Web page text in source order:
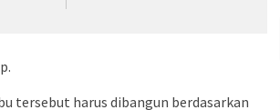
tersebut harus dibangun berdasarkan